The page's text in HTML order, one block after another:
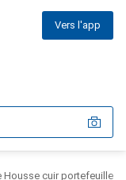
Vers l'app
Housse cuir portefeuille